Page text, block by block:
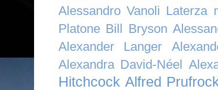
Alessandro Vanoli Laterza
Platone Bill Bryson
Alexander Langer
Alexandra David-Néel
Hitchcock Alfred